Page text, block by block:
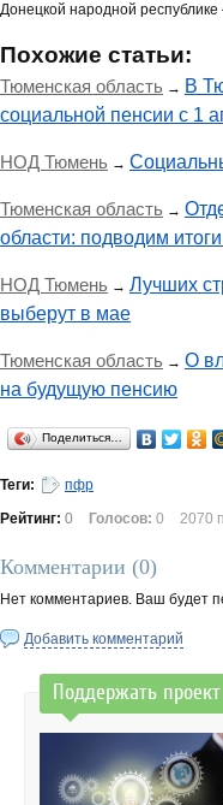
Донецкой народной
Похожие статьи:
Тюменская область → В
социальной пенсии с 1
НОД Тюмень →
Тюменская область →
области: подводим
НОД Тюмень → Лучших
выберут в мае
Тюменская область → О
на будущую пенсию
Поделиться…
Теги:
пфр
Рейтинг: 0 Голосов: 0 2070
Комментарии (0)
Нет комментариев. Ваш будет
Добавить комментарий
Поддержать проект